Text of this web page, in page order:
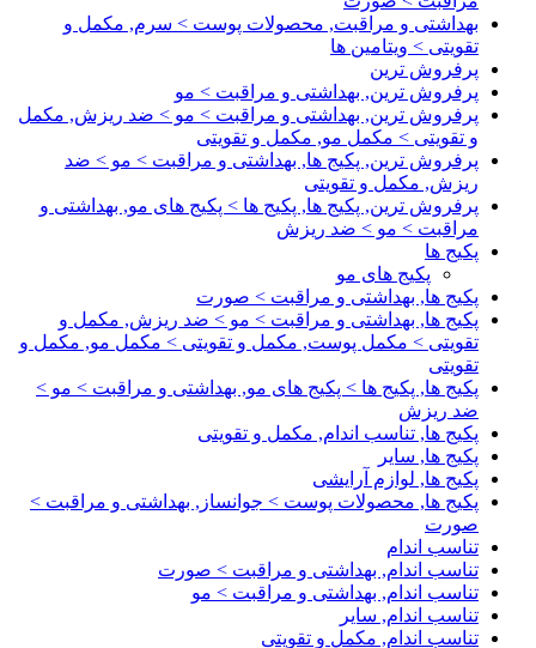
بهداشتی و مراقبت, محصولات پوست > سرم, مکمل و
تقویتی > ویتامین ها
پرفروش ترین
پرفروش ترین, بهداشتی و مراقبت > مو
پرفروش ترین, بهداشتی و مراقبت > مو > ضد ریزش, مکمل
و تقویتی > مکمل مو, مکمل و تقویتی
پرفروش ترین, پکیج ها, بهداشتی و مراقبت > مو > ضد
ریزش, مکمل و تقویتی
پرفروش ترین, پکیج ها, پکیج ها > پکیج های مو, بهداشتی و
مراقبت > مو > ضد ریزش
پکیج ها
پکیج های مو
پکیج ها, بهداشتی و مراقبت > صورت
پکیج ها, بهداشتی و مراقبت > مو > ضد ریزش, مکمل و
تقویتی > مکمل پوست, مکمل و تقویتی > مکمل مو, مکمل و
تقویتی
پکیج ها, پکیج ها > پکیج های مو, بهداشتی و مراقبت > مو >
ضد ریزش
پکیج ها, تناسب اندام, مکمل و تقویتی
پکیج ها, سایر
پکیج ها, لوازم آرایشی
پکیج ها, محصولات پوست > جوانساز, بهداشتی و مراقبت >
صورت
تناسب اندام
تناسب اندام, بهداشتی و مراقبت > صورت
تناسب اندام, بهداشتی و مراقبت > مو
تناسب اندام, سایر
تناسب اندام, مکمل و تقویتی